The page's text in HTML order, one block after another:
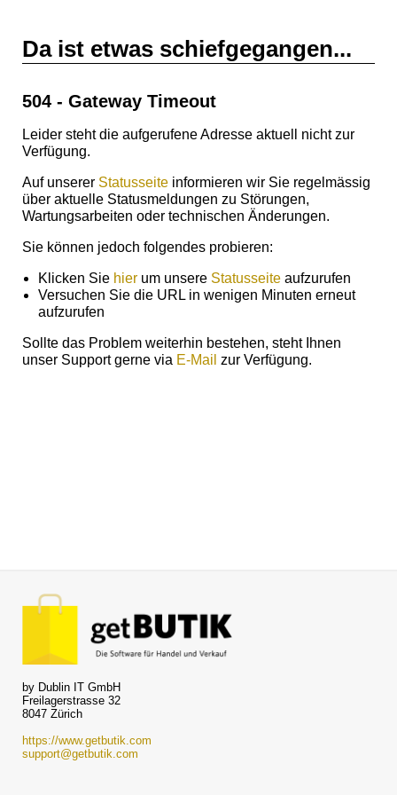
Da ist etwas schiefgegangen...
504 - Gateway Timeout
Leider steht die aufgerufene Adresse aktuell nicht zur
Verfügung.
Auf unserer Statusseite informieren wir Sie regelmässig
über aktuelle Statusmeldungen zu Störungen,
Wartungsarbeiten oder technischen Änderungen.
Sie können jedoch folgendes probieren:
Klicken Sie hierum unsere Statusseiteaufzurufen
Versuchen Sie die URL in wenigen Minuten erneut
aufzurufen
Sollte das Problem weiterhin bestehen, steht Ihnen
unser Support gerne via E-Mail zur Verfügung.
by Dublin IT GmbH
Freilagerstrasse 32
8047 Zürich
https://www.getbutik.com
support@getbutik.com